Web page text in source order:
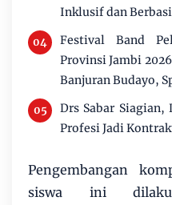
Inklusif dan
Festival Band
Provinsi Jambi
Banjuran Budayo,
Drs Sabar
Profesi Jadi
Pengembangan
siswa ini